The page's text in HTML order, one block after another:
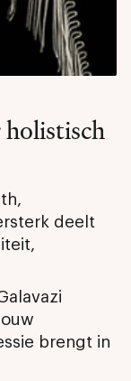
holistisch
deelt
brengt in